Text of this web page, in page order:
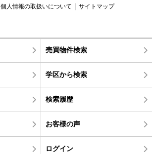
個人情報の取扱いについて サイトマップ
売買物件検索
学区から検索
検索履歴
お客様の声
ログイン